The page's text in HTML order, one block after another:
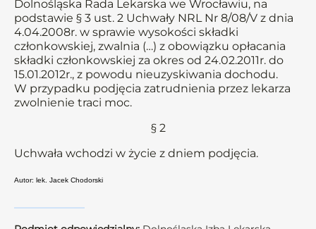
Dolnośląska Rada Lekarska we Wrocławiu, na
podstawie § 3 ust. 2 Uchwały NRL Nr 8/08/V z dnia
4.04.2008r. w sprawie wysokości składki
członkowskiej, zwalnia (…) z obowiązku opłacania
składki członkowskiej za okres od 24.02.2011r. do
15.01.2012r., z powodu nieuzyskiwania dochodu.
W przypadku podjęcia zatrudnienia przez lekarza
zwolnienie traci moc.
§ 2
Uchwała wchodzi w życie z dniem podjęcia.
Autor: lek. Jacek Chodorski